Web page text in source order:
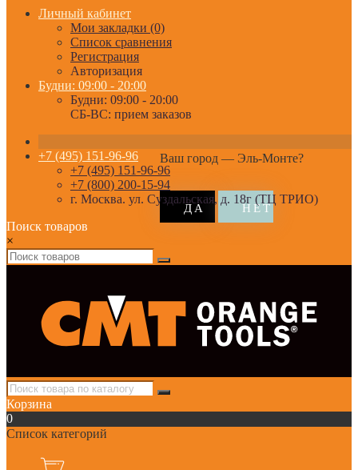
Личный кабинет
Мои закладки (0)
Список сравнения
Регистрация
Авторизация
Будни: 09:00 - 20:00
Будни: 09:00 - 20:00
СБ-ВС: прием заказов
Ваш город — Эль-Монте?
+7 (495) 151-96-96
+7 (495) 151-96-96
+7 (800) 200-15-94
г. Москва. ул. Суздальская, д. 18г (ТЦ ТРИО)
Поиск товаров
×
Корзина
0
Список категорий